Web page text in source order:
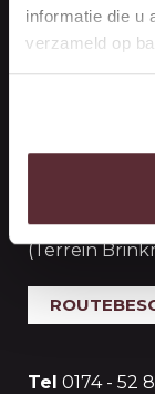
informatie die u
verzameld op
NEEM
2691 PR 's-
(Terrein
Tel 0174 - 52